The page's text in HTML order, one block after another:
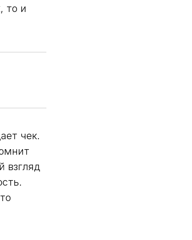
то и
чек.
взгляд